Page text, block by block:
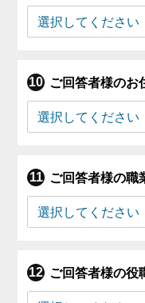
ご回答者様のお
ご回答者様の職
ご回答者様の役